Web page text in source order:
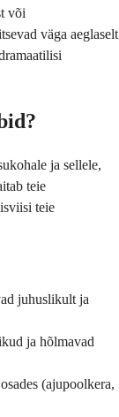
või
väga aeglaselt
ja sellele,
teie
teie
juhuslikult ja
ja hõlmavad
(ajupoolkera,